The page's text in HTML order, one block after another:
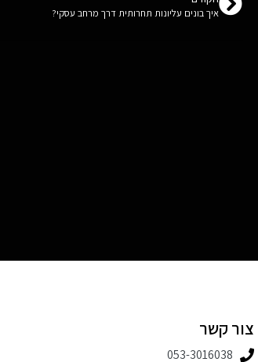
איך בונים עליונות תחרותית דרך מרחב עסקי?
צור קשר
053-3016038⁩